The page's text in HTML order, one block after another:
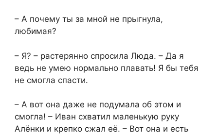
– А почему ты за мной не прыгнула,
любимая?
– Я? – растерянно спросила Люда. – Да я
ведь не умею нормально плавать! Я бы тебя
не смогла спасти.
– А вот она даже не подумала об этом и
смогла! – Иван схватил маленькую руку
Алёнки и крепко сжал её. – Вот она и есть